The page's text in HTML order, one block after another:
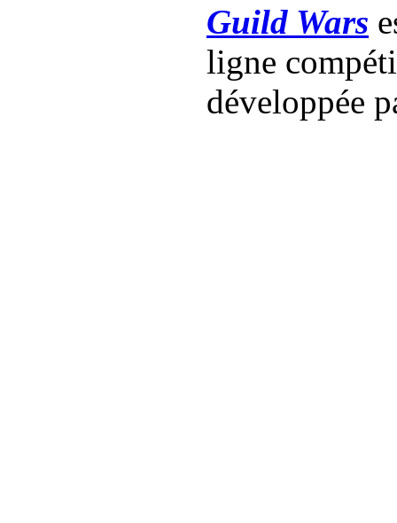
Guild Wars
ligne
développée